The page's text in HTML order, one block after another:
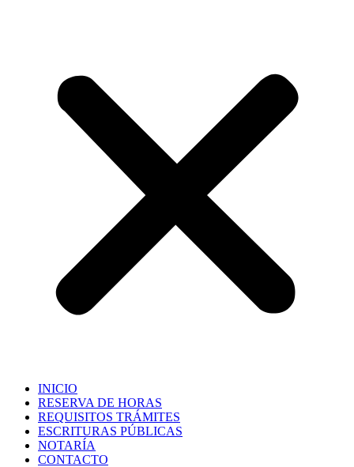
INICIO
RESERVA DE HORAS
REQUISITOS TRÁMITES
ESCRITURAS PÚBLICAS
NOTARÍA
CONTACTO